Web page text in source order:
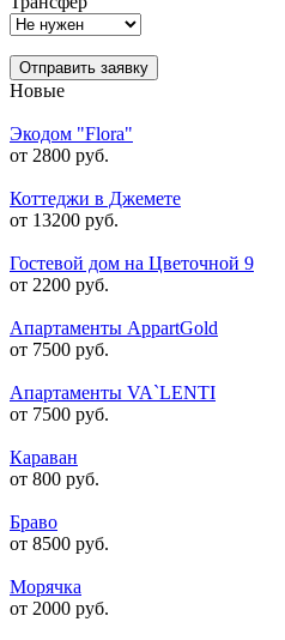
Отправить заявку
Новые
Экодом "Flora"
от 2800 руб.
Коттеджи в Джемете
от 13200 руб.
Гостевой дом на Цветочной 9
от 2200 руб.
Апартаменты AppartGold
от 7500 руб.
Апартаменты VA`LENTI
от 7500 руб.
Караван
от 800 руб.
Браво
от 8500 руб.
Морячка
от 2000 руб.